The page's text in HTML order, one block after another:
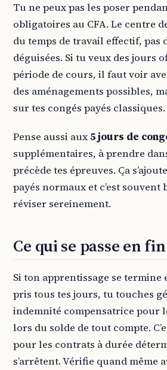
Tu ne peux pas les poser
obligatoires au CFA. Le centre
du temps de travail effectif, pas
déguisées. Si tu veux des jours
période de cours, il faut voir
des aménagements possibles,
sur tes congés payés classiques.
Pense aussi aux5 jours de
supplémentaires, à prendre
précède tes épreuves. Ça
payés normaux et c’est
réviser sereinement.
Ce qui se passe en
Si ton apprentissage se termine
pris tous tes jours, tu touches
indemnité compensatrice pour
lors du solde de tout compte.
pour les contrats à durée
s’arrêtent. Vérifie quand même